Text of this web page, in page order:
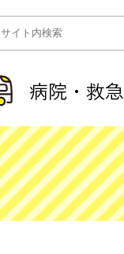
病院・救急